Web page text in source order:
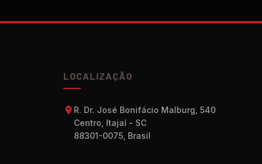
LOCALIZAÇÃO
R. Dr. José Bonifácio Malburg, 540
Centro, Itajaí - SC
88301-0075, Brasil